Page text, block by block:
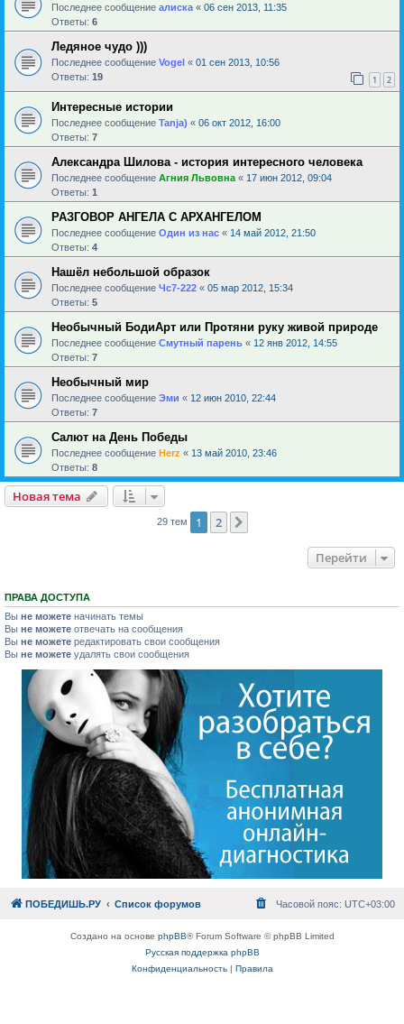
Последнее сообщение алиска « 06 сен 2013, 11:35
Ответы: 6
Ледяное чудо )))
Последнее сообщение Vogel « 01 сен 2013, 10:56
Ответы: 19 1 2
Интересные истории
Последнее сообщение Tanja) « 06 окт 2012, 16:00
Ответы: 7
Александра Шилова - история интересного человека
Последнее сообщение Агния Львовна « 17 июн 2012, 09:04
Ответы: 1
РАЗГОВОР АНГЕЛА С АРХАНГЕЛОМ
Последнее сообщение Один из нас « 14 май 2012, 21:50
Ответы: 4
Нашёл небольшой образок
Последнее сообщение Чс7-222 « 05 мар 2012, 15:34
Ответы: 5
Необычный БодиАрт или Протяни руку живой природе
Последнее сообщение Смутный парень « 12 янв 2012, 14:55
Ответы: 7
Необычный мир
Последнее сообщение Эми « 12 июн 2010, 22:44
Ответы: 7
Салют на День Победы
Последнее сообщение Herz « 13 май 2010, 23:46
Ответы: 8
Новая тема
29 тем 1 2
Перейти
ПРАВА ДОСТУПА
Вы не можете начинать темы
Вы не можете отвечать на сообщения
Вы не можете редактировать свои сообщения
Вы не можете удалять свои сообщения
ПОБЕДИШЬ.РУ Список форумов Часовой пояс: UTC+03:00
Создано на основе phpBB® Forum Software © phpBB Limited
Русская поддержка phpBB
Конфиденциальность| Правила